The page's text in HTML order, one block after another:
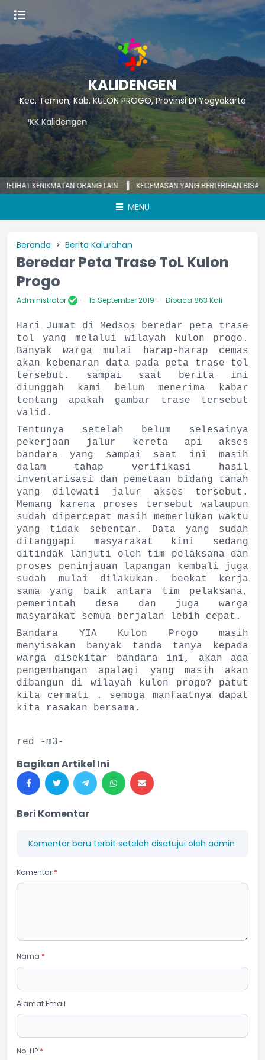
KALIDENGEN
Kec. Temon, Kab. KULON PROGO, Provinsi DI Yogyakarta
KENIKMATAN ORANG LAIN KECEMASAN YANG BERLEBIHAN BISA
MENU
Beranda Berita Kalurahan
Beredar Peta Trase ToL Kulon
Progo
Administrator 15 September 2019 Dibaca 863 Kali
Hari Jumat di Medsos beredar peta trase
tol yang melalui wilayah kulon progo.
Banyak warga mulai harap-harap cemas
akan kebenaran data pada peta trase tol
tersebut. sampai saat berita ini
diunggah kami belum menerima kabar
tentang apakah gambar trase tersebut
valid.
Tentunya setelah belum selesainya
pekerjaan jalur kereta api akses
bandara yang sampai saat ini masih
dalam tahap verifikasi hasil
inventarisasi dan pemetaan bidang tanah
yang dilewati jalur akses tersebut.
Memang karena proses tersebut walaupun
sudah dipercepat masih memerlukan waktu
yang tidak sebentar. Data yang sudah
ditanggapi masyarakat kini sedang
ditindak lanjuti oleh tim pelaksana dan
proses peninjauan lapangan kembali juga
sudah mulai dilakukan. beekat kerja
sama yang baik antara tim pelaksana,
pemerintah desa dan juga warga
masyarakat semua berjalan lebih cepat.
Bandara YIA Kulon Progo masih
menyisakan banyak tanda tanya kepada
warga disekitar bandara ini, akan ada
pengembangan apalagi yang masih akan
dibangun di wilayah kulon progo? patut
kita cermati . semoga manfaatnya dapat
kita rasakan bersama.
red -m3-
Bagikan Artikel Ini
Beri Komentar
Komentar baru terbit setelah disetujui oleh admin
Komentar *
Nama *
Alamat Email
No. HP *